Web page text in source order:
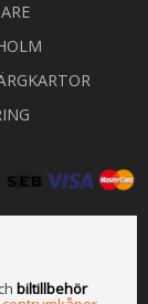
biltillbehör